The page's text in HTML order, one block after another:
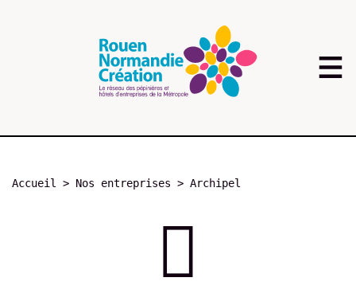
Fil
Accueil Nos entreprises Archipel